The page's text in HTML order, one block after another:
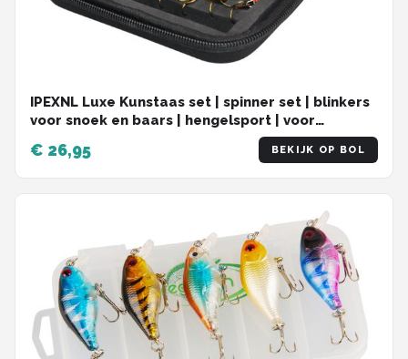
IPEXNL Luxe Kunstaas set | spinner set | blinkers
voor snoek en baars | hengelsport | voor
€ 26,95 BEKIJK OP BOL